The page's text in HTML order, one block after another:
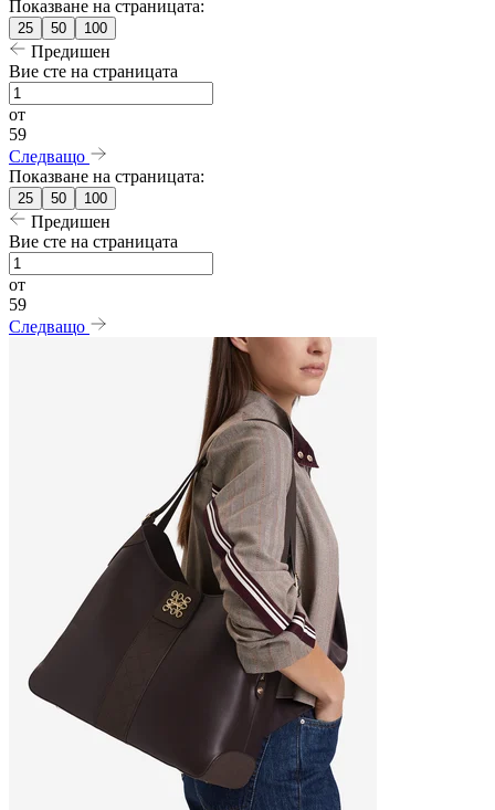
Показване на страницата:
25 50 100
Предишен
Вие сте на страницата
от
59
Следващо
Показване на страницата:
25 50 100
Предишен
Вие сте на страницата
от
59
Следващо